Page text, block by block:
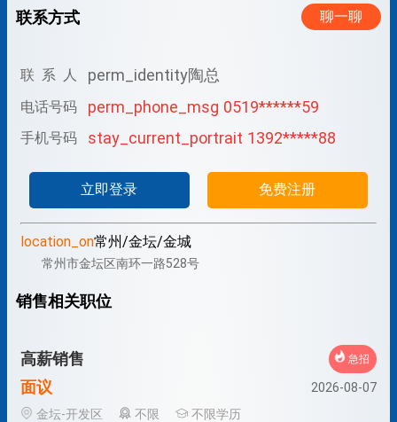
联系方式 聊一聊
联 系 人 perm_identity陶总
电话号码 perm_phone_msg 0519******59
手机号码 stay_current_portrait 1392*****88
立即登录 免费注册
location_on常州/金坛/金城
常州市金坛区南环一路528号
销售相关职位
高薪销售 急招
面议
2026-08-07
金坛-开发区
不限 不限学历